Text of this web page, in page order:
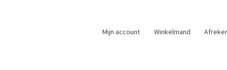
Mijn account Winkelmand